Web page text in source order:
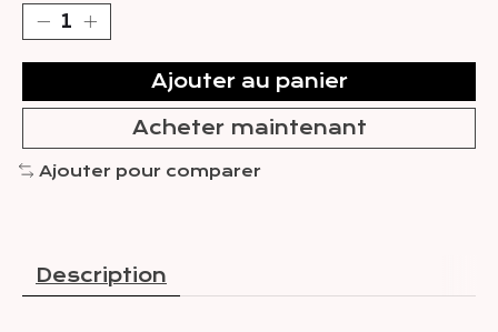
Ajouter au panier
Acheter maintenant
Ajouter pour comparer
Description